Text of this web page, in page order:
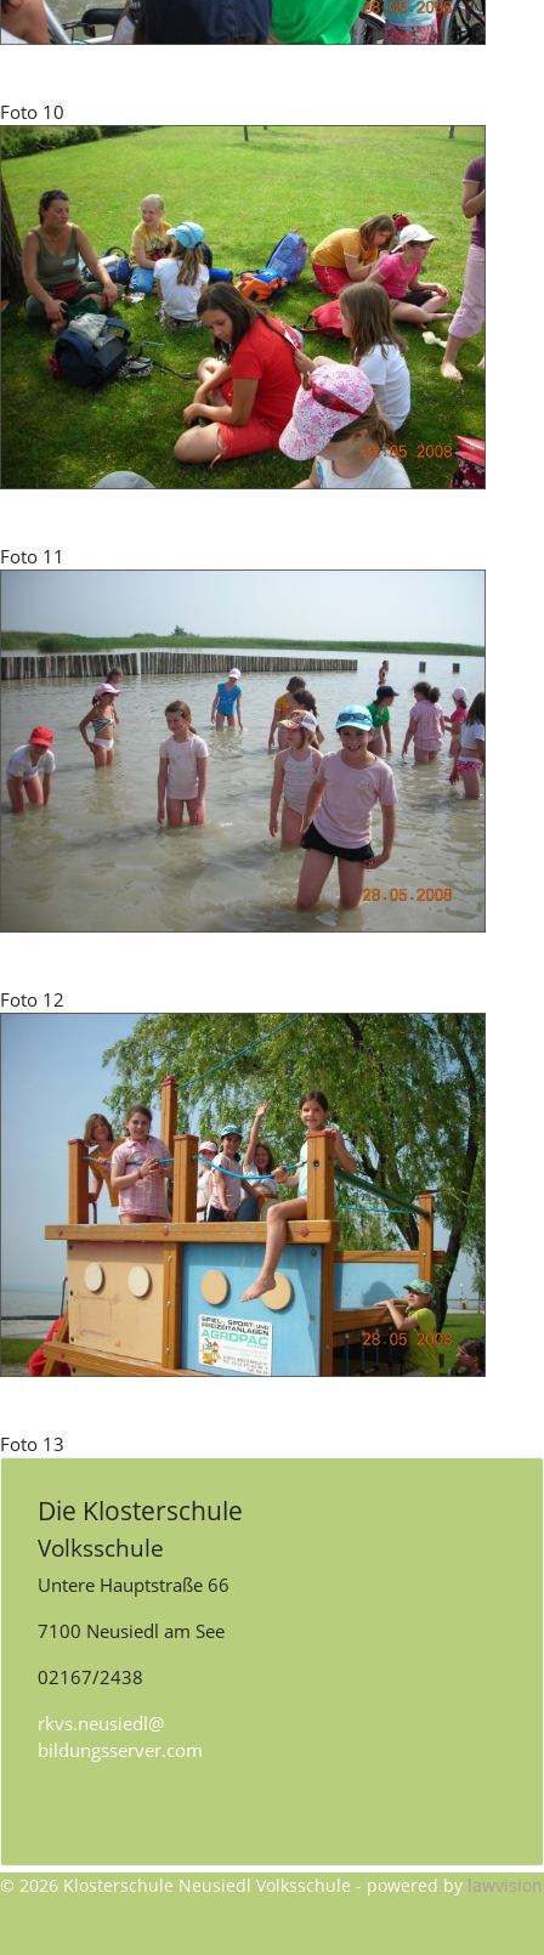
Foto 10
Foto 11
Foto 12
Foto 13
Die Klosterschule
Volksschule
Untere Hauptstraße 66
7100 Neusiedl am See
02167/2438
rkvs.neusiedl@
bildungsserver.com
© 2026 Klosterschule Neusiedl Volksschule - powered by lawvision